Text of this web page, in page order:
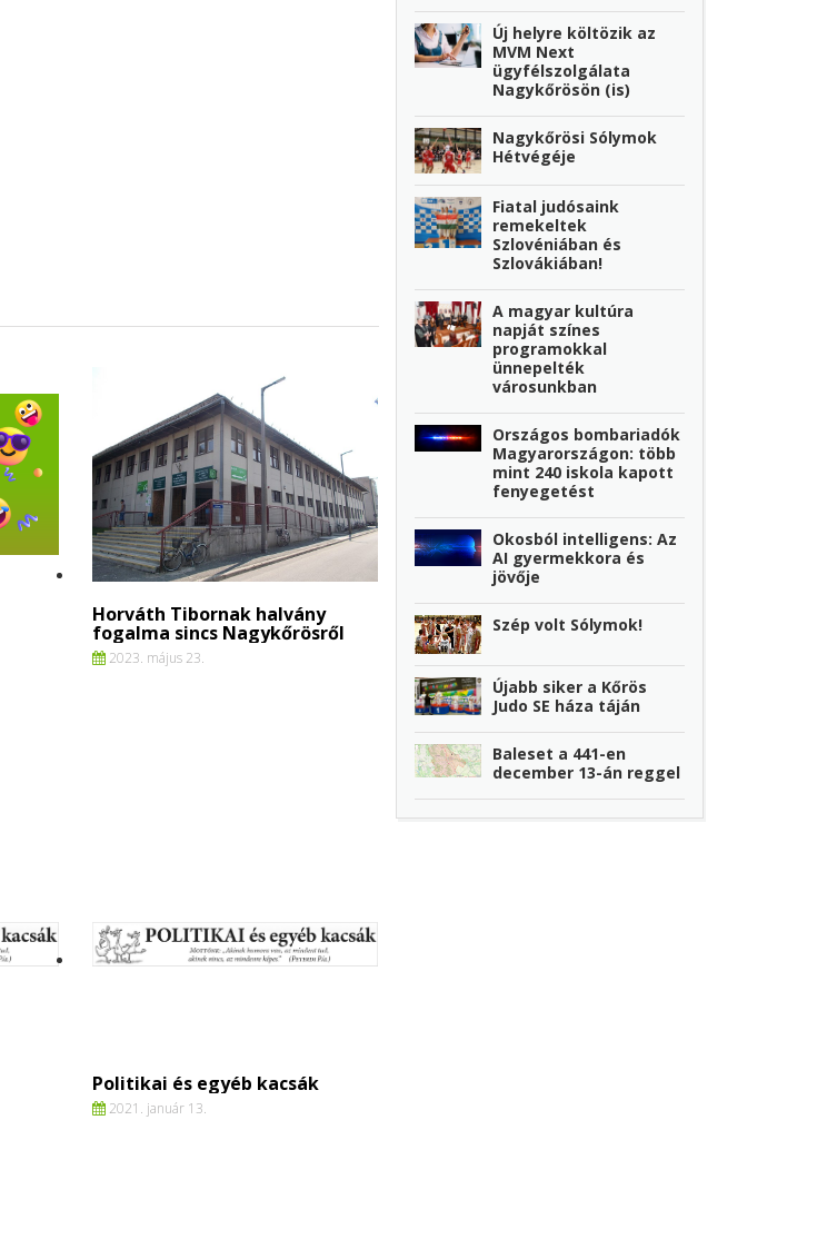
Horváth Tibornak halvány
fogalma sincs Nagykőrösről
2023. május 23.
Politikai és egyéb kacsák
2021. január 13.
Új helyre költözik az
MVM Next
ügyfélszolgálata
Nagykőrösön (is)
Nagykőrösi Sólymok
Hétvégéje
Fiatal judósaink
remekeltek
Szlovéniában és
Szlovákiában!
A magyar kultúra
napját színes
programokkal
ünnepelték
városunkban
Országos bombariadók
Magyarországon: több
mint 240 iskola kapott
fenyegetést
Okosból intelligens: Az
AI gyermekkora és
jövője
Szép volt Sólymok!
Újabb siker a Kőrös
Judo SE háza táján
Baleset a 441-en
december 13-án reggel